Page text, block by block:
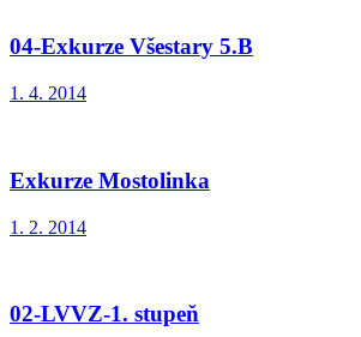
04-Exkurze Všestary 5.B
1. 4. 2014
Exkurze Mostolinka
1. 2. 2014
02-LVVZ-1. stupeň